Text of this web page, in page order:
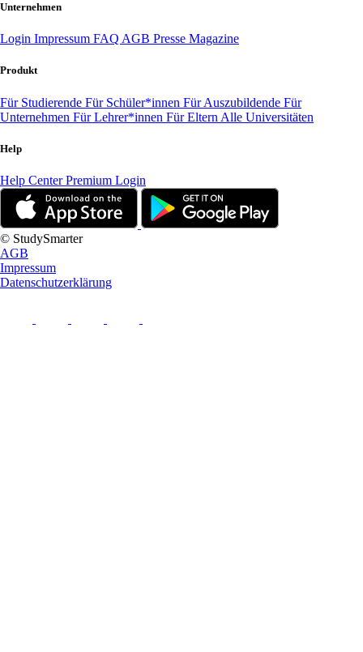
Unternehmen
Login Impressum FAQ AGB Presse Magazine
Produkt
Für Studierende Für Schüler*innen Für Auszubildende Für
Unternehmen Für Lehrer*innen Für Eltern Alle Universitäten
Help
Help CenterPremium Login
© StudySmarter
AGB
Impressum
Datenschutzerklärung